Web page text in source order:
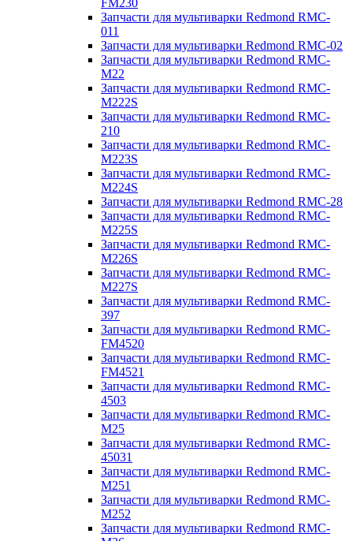
FM230
Запчасти для мультиварки Redmond RMC-
011
Запчасти для мультиварки Redmond RMC-02
Запчасти для мультиварки Redmond RMC-
M22
Запчасти для мультиварки Redmond RMC-
M222S
Запчасти для мультиварки Redmond RMC-
210
Запчасти для мультиварки Redmond RMC-
M223S
Запчасти для мультиварки Redmond RMC-
M224S
Запчасти для мультиварки Redmond RMC-28
Запчасти для мультиварки Redmond RMC-
M225S
Запчасти для мультиварки Redmond RMC-
M226S
Запчасти для мультиварки Redmond RMC-
M227S
Запчасти для мультиварки Redmond RMC-
397
Запчасти для мультиварки Redmond RMC-
FM4520
Запчасти для мультиварки Redmond RMC-
FM4521
Запчасти для мультиварки Redmond RMC-
4503
Запчасти для мультиварки Redmond RMC-
M25
Запчасти для мультиварки Redmond RMC-
45031
Запчасти для мультиварки Redmond RMC-
M251
Запчасти для мультиварки Redmond RMC-
M252
Запчасти для мультиварки Redmond RMC-